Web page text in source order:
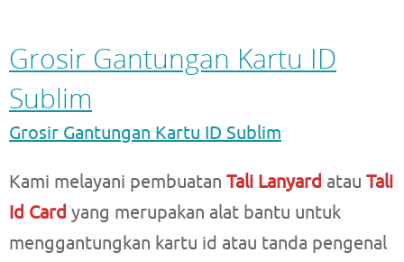
Grosir Gantungan Kartu ID
Sublim
Grosir Gantungan Kartu ID Sublim
Kami melayani pembuatan Tali Lanyard atau Tali
Id Card yang merupakan alat bantu untuk
menggantungkan kartu id atau tanda pengenal